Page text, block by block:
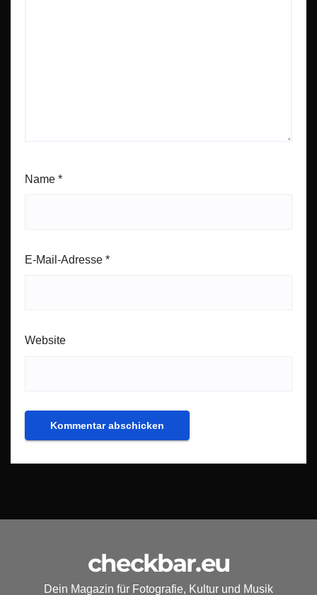
Name *
E-Mail-Adresse *
Website
checkbar.eu
Dein Magazin für Fotografie, Kultur und Musik